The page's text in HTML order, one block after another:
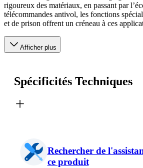
rigoureux des matériaux, en passant par
télécommandes antivol, les fonctions
et de prison offrent un créneau à ces
Afficher plus
Spécificités Techniques
Rechercher de
ce produit